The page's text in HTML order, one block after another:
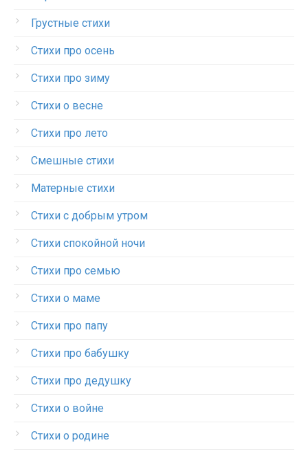
Грустные стихи
Стихи про осень
Стихи про зиму
Стихи о весне
Стихи про лето
Смешные стихи
Матерные стихи
Стихи с добрым утром
Стихи спокойной ночи
Стихи про семью
Стихи о маме
Стихи про папу
Стихи про бабушку
Стихи про дедушку
Стихи о войне
Стихи о родине